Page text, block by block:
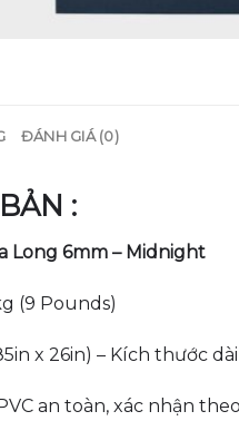
ĐÁNH GIÁ (0)
:
Long 6mm – Midnight
(9 Pounds)
x 26in) – Kích thước
an toàn, xác nhận